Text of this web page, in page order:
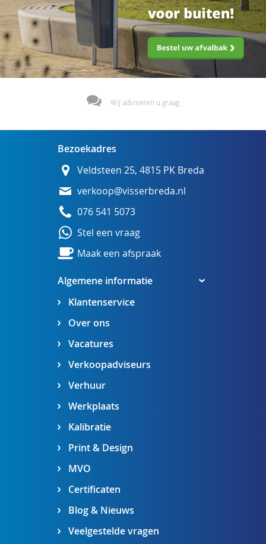
Wij adviseren u graag
Algemene informatie
Klantenservice
Over ons
Vacatures
Verkoopadviseurs
Verhuur
Werkplaats
Kalibratie
Print & Design
MVO
Certificaten
Blog & Nieuws
Veelgestelde vragen
Bezoekadres
Veldsteen 25, 4815 PK Breda
verkoop@visserbreda.nl
076 541 5073
Stel een vraag
Maak een afspraak